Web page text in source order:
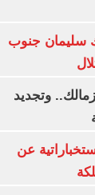
سليمان جنوب
وتجديد
عن